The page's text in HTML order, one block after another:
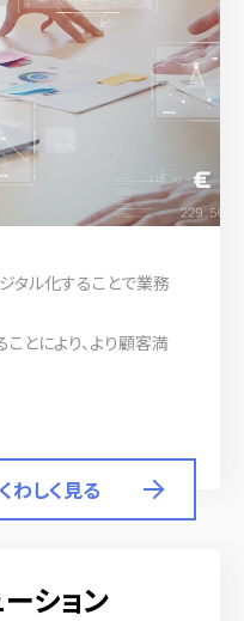
タル化することで業務
とにより、より顧客満
くわしく見る
ション